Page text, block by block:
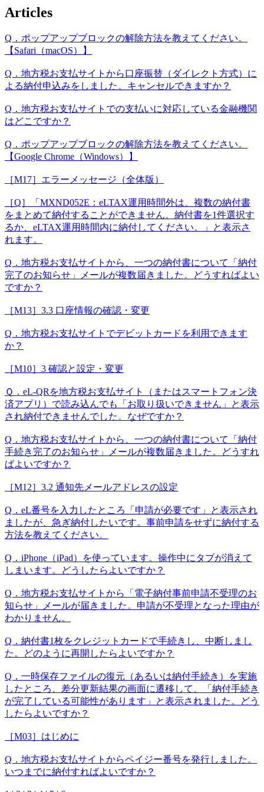
Articles
Q．ポップアップブロックの解除方法を教えてください。
【Safari（macOS）】
Q．地方税お支払サイトから口座振替（ダイレクト方式）に
よる納付申込みをしました。キャンセルできますか？
Q．地方税お支払サイトでの支払いに対応している金融機関
はどこですか？
Q．ポップアップブロックの解除方法を教えてください。
【Google Chrome（Windows）】
［M17］エラーメッセージ（全体版）
［Q］「MXND052E：eLTAX運用時間外は、複数の納付書
をまとめて納付することができません。納付書を1件選択す
るか、eLTAX運用時間内に納付してください。」と表示さ
れます。
Q．地方税お支払サイトから、一つの納付書について「納付
完了のお知らせ」メールが複数届きました。どうすればよい
ですか？
［M13］3.3 口座情報の確認・変更
Q．地方税お支払サイトでデビットカードを利用できます
か？
［M10］3 確認と設定・変更
Ｑ．eL-QRを地方税お支払サイト（またはスマートフォン決
済アプリ）で読み込んでも「お取り扱いできません」と表示
され納付できませんでした。なぜですか？
Q．地方税お支払サイトから、一つの納付書について「納付
手続き完了のお知らせ」メールが複数届きました。どうすれ
ばよいですか？
［M12］3.2 通知先メールアドレスの設定
Q．eL番号を入力したところ「申請が必要です」と表示され
ましたが、急ぎ納付したいです。事前申請をせずに納付する
方法を教えてください。
Q．iPhone（iPad）を使っています。操作中にタブが消えて
しまいます。どうしたらよいですか？
Q．地方税お支払サイトから「電子納付事前申請不受理のお
知らせ」メールが届きました。申請が不受理となった理由が
わかりません。
Q．納付書1枚をクレジットカードで手続きし、中断しまし
た。どのように再開したらよいですか？
Q．一時保存ファイルの復元（あるいは納付手続き）を実施
したところ、差分更新結果の画面に遷移して、「納付手続き
が完了している可能性があります」と表示されました。どう
したらよいですか？
［M03］はじめに
Q．地方税お支払サイトからペイジー番号を発行しました。
いつまでに納付すればよいですか？